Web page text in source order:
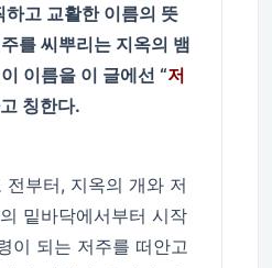
하고 교활한 이름의 뜻
를 씨뿌리는 지옥의 뱀
이름을 이 글에선 “저
칭한다.
전부터, 지옥의 개와 저
밑바닥에서부터 시작
이 되는 저주를 떠안고